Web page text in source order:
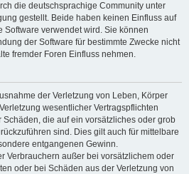
die deutschsprachige Community unter
gestellt. Beide haben keinen Einfluss auf
Software verwendet wird. Sie können
der Software für bestimmte Zwecke nicht
fremder Foren Einfluss nehmen.
der Verletzung von Leben, Körper
wesentlicher Vertragspflichten
die auf ein vorsätzliches oder grob
sind. Dies gilt auch für mittelbare
entgangenen Gewinn.
Verbrauchern außer bei vorsätzlichem oder
oder bei Schäden aus der Verletzung von